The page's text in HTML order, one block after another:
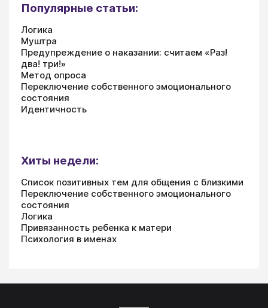
Популярные статьи:
Логика
Муштра
Предупреждение о наказании: считаем «Раз!
два! три!»
Метод опроса
Переключение собственного эмоционального
состояния
Идентичность
Хиты недели:
Список позитивных тем для общения с близкими
Переключение собственного эмоционального
состояния
Логика
Привязанность ребенка к матери
Психология в именах